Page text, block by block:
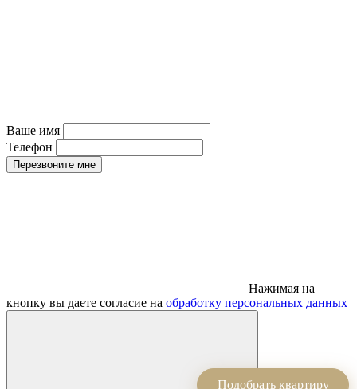
Ваше имя
Телефон
Перезвоните мне
Нажимая на
кнопку вы даете согласие на обработку персональных данных
Подобрать квартиру